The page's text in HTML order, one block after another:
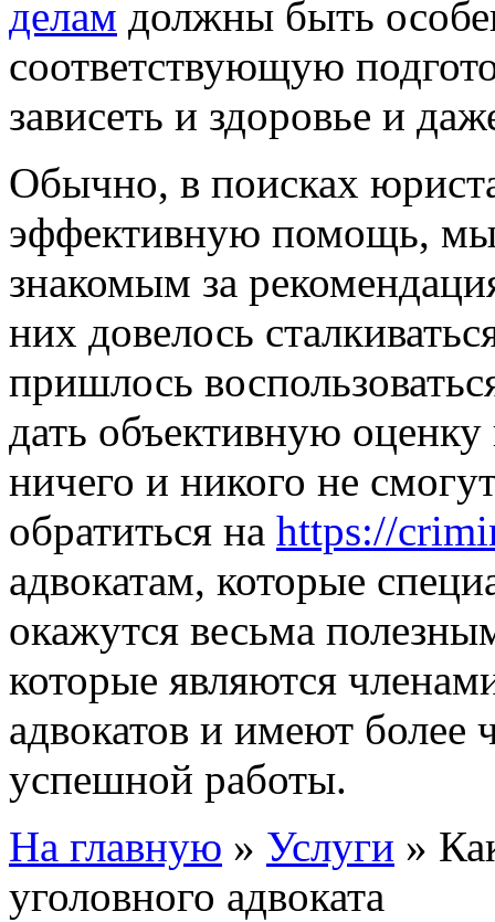
делам должны быть
соответствующую
зависеть и здоровье и
Обычно, в поисках
эффективную помощь,
знакомым за
них довелось
пришлось
дать объективную
ничего и никого не
обратиться на https://
адвокатам, которые
окажутся весьма
которые являются
адвокатов и имеют более
успешной работы.
На главную » Услуги »
уголовного адвоката